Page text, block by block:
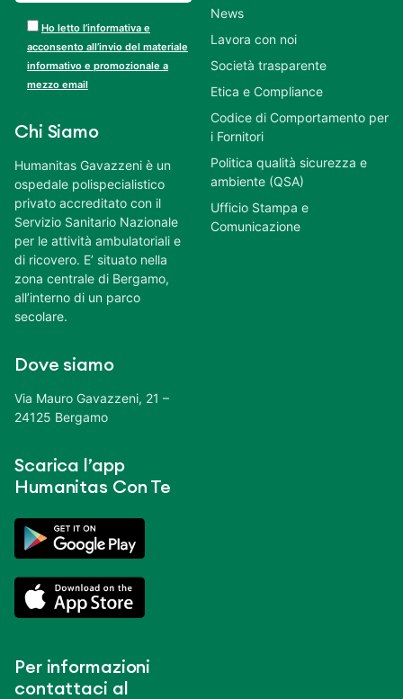
Ho letto l’informativa e
acconsento all’invio del materiale
informativo e promozionale a
mezzo email
Chi Siamo
Humanitas Gavazzeni è un
ospedale polispecialistico
privato accreditato con il
Servizio Sanitario Nazionale
per le attività ambulatoriali e
di ricovero. E’ situato nella
zona centrale di Bergamo,
all’interno di un parco
secolare.
Dove siamo
Via Mauro Gavazzeni, 21 –
24125 Bergamo
Scarica l’app
Humanitas Con Te
Per informazioni
contattaci al
News
Lavora con noi
Società trasparente
Etica e Compliance
Codice di Comportamento per
i Fornitori
Politica qualità sicurezza e
ambiente (QSA)
Ufficio Stampa e
Comunicazione